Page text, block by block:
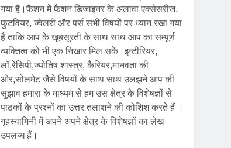
गया है।फैशन में फैशन डिजाइनर के अलावा एक्सेसरीज,
फुटवियर, ज्वेलरी और पर्स सभी विषयों पर ध्यान रखा गया
है ताकि आप के खूबसूरती के साथ साथ आप का सम्पूर्ण
व्यक्तित्व को भी एक निखार मिल सकें।इन्टीरियर,
लॉ,रेसिपी,ज्योतिष शास्त्र, कैरियर,मानवता की
ओर,सोलमेट जैसे विषयों के साथ साथ उलझने आप की
सुझाव हमारा के माध्यम से हम उस क्षेत्र के विशेषज्ञों से
पाठकों के प्रश्नों का उत्तर तलाशने की कोशिश करते हैं ।
गृहस्वामिनी में अपने अपने क्षेत्र के विशेषज्ञों का लेख
उपलब्ध हैं।